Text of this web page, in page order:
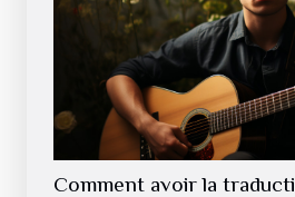
Comment avoir la